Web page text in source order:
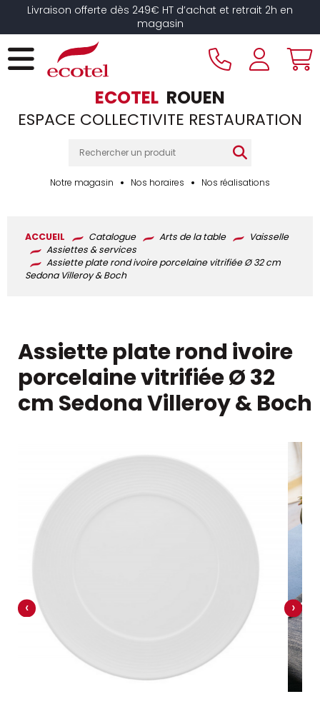
Livraison offerte dès 249€ HT d’achat et retrait 2h en
magasin
ECOTEL ROUEN
ESPACE COLLECTIVITE RESTAURATION
Notre magasin Nos horaires Nos réalisations
ACCUEIL Catalogue Arts de la table
Vaisselle
Assiettes & services
Assiette plate rond ivoire porcelaine vitrifiée Ø 32 cm
Sedona Villeroy & Boch
Assiette plate rond ivoire
porcelaine vitrifiée Ø 32
cm Sedona Villeroy & Boch
‹ ›
Panneau de gestion des cookies